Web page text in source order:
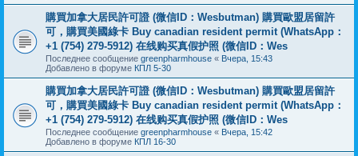
購買加拿大居民許可證 (微信ID：Wesbutman) 購買歐盟居留許
可，購買美國綠卡 Buy canadian resident permit (WhatsApp：
+1 (754) 279-5912) 在线购买真假护照 (微信ID：Wes
Последнее сообщение greenpharmhouse « Вчера, 15:43
Добавлено в форуме КПЛ 5-30
購買加拿大居民許可證 (微信ID：Wesbutman) 購買歐盟居留許
可，購買美國綠卡 Buy canadian resident permit (WhatsApp：
+1 (754) 279-5912) 在线购买真假护照 (微信ID：Wes
Последнее сообщение greenpharmhouse « Вчера, 15:42
Добавлено в форуме КПЛ 16-30